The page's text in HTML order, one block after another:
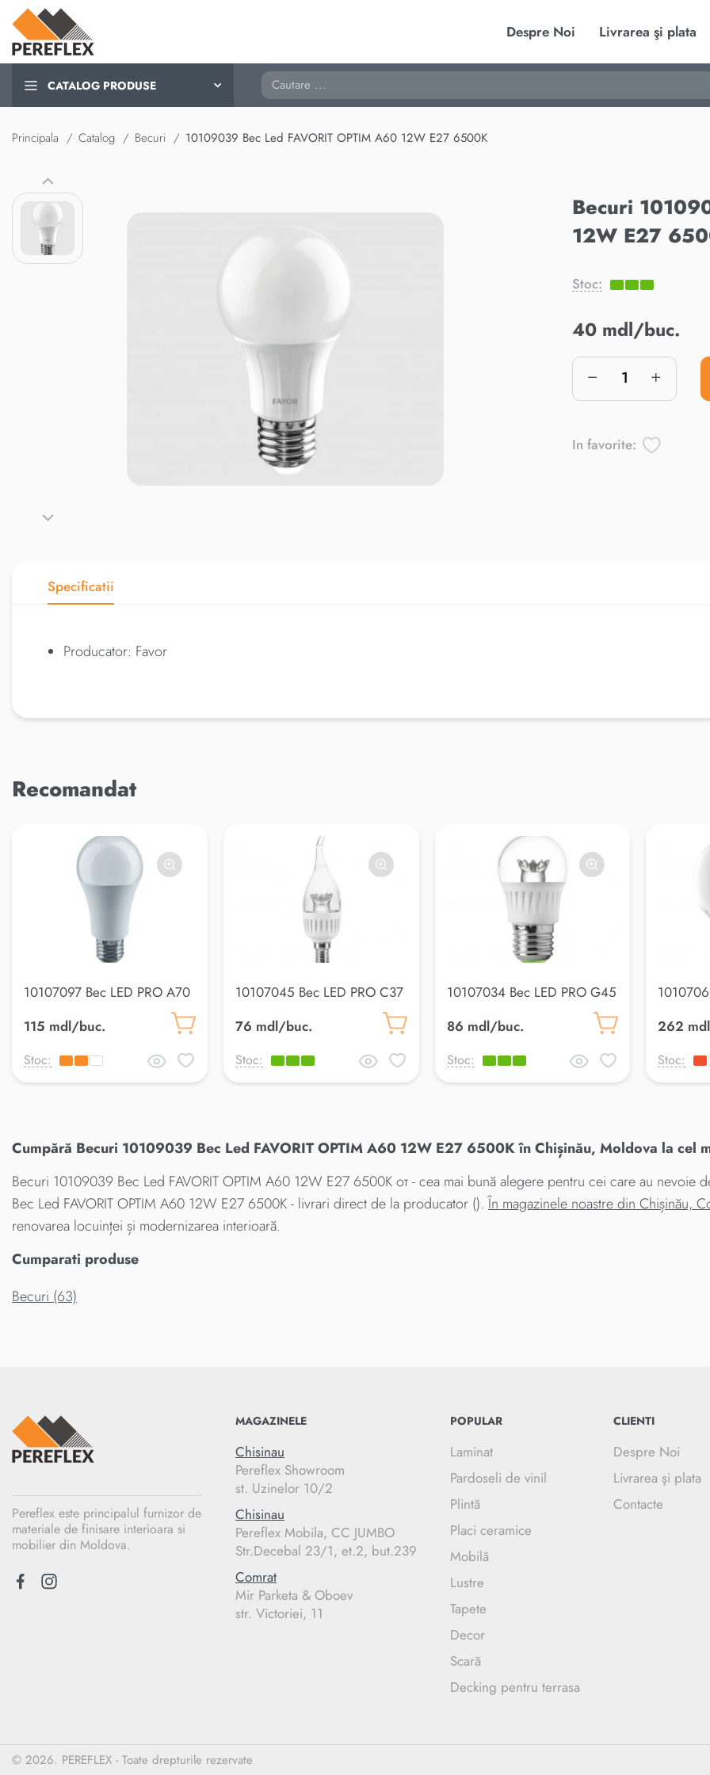
Despre Noi Livrarea şi plata
CATALOG PRODUSE Cautare
Principala Catalog Becuri 10109039 Bec Led FAVORIT OPTIM A60 12W E27 6500K
Becuri
12W E27
Stoc:
40 mdl/buc.
In favorite:
Specificatii
Producator: Favor
Recomandat
10107097 Bec LED PRO A70
115 mdl/buc.
Stoc:
10107045 Bec LED PRO C37
Breeze Clear 5W E14 3000K
76 mdl/buc.
Stoc:
10107034 Bec LED PRO G45
86 mdl/buc.
Stoc:
262
Stoc:
Cumpără Becuri 10109039 Bec Led FAVORIT OPTIM A60 12W E27 6500K în Chișinău, Moldova la cel
Becuri 10109039 Bec Led FAVORIT OPTIM A60 12W E27 6500K от - cea mai bună alegere pentru cei care au
Bec Led FAVORIT OPTIM A60 12W E27 6500K - livrari direct de la producator ().În magazinele noastre din Chișinău,
renovarea locuinței și modernizarea interioară.
Cumparati produse
Becuri (63)
Pereflex este principalul furnizor de
materiale de finisare interioara si
mobilier din Moldova.
MAGAZINELE
Chisinau
Pereflex Showroom
st. Uzinelor 10/2
Chisinau
Pereflex Mobila, CC JUMBO
Str.Decebal 23/1, et.2, but.239
Comrat
Mir Parketa & Oboev
str. Victoriei, 11
POPULAR
Laminat
Pardoseli de vinil
Plintă
Placi ceramice
Mobilă
Lustre
Tapete
Decor
Scară
Decking pentru terrasa
CLIENTI
Despre Noi
Livrarea şi plata
Contacte
© 2026. PEREFLEX - Toate drepturile rezervate